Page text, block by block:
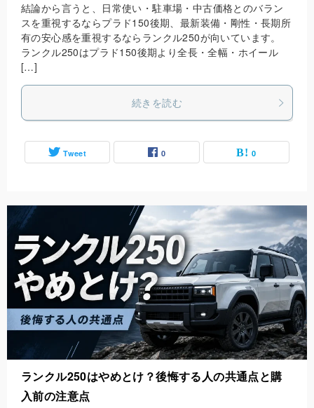
結論から言うと、日常使い・駐車場・中古価格とのバラン
スを重視するならプラド150後期、最新装備・剛性・長期所
有の安心感を重視するならランクル250が向いています。
ランクル250はプラド150後期より全長・全幅・ホイール
[…]
続きを読む
Tweet 0 0
ランクル250はやめとけ？後悔する人の共通点と購
入前の注意点